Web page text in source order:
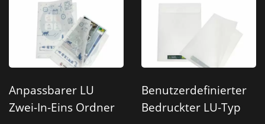
Anpassbarer LU
Zwei-In-Eins Ordner
Benutzerdefinierter
Bedruckter LU-Typ